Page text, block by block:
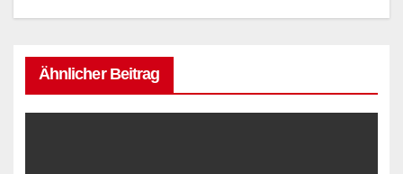
Ähnlicher Beitrag